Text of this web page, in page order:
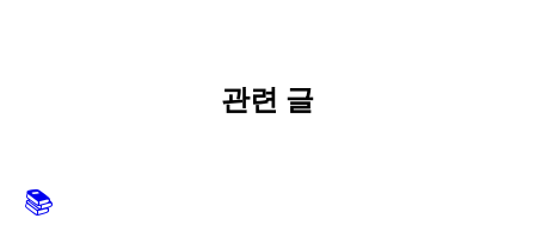
관련 글
📚